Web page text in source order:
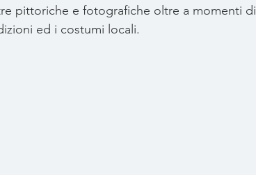
pittoriche e fotografiche oltre a momenti di
ed i costumi locali.